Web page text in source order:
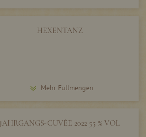
HEXENTANZ
Mehr Füllmengen
JAHRGANGS-CUVÉE 2022 55 % VOL